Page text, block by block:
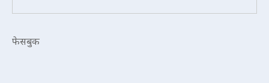
फेसबुक